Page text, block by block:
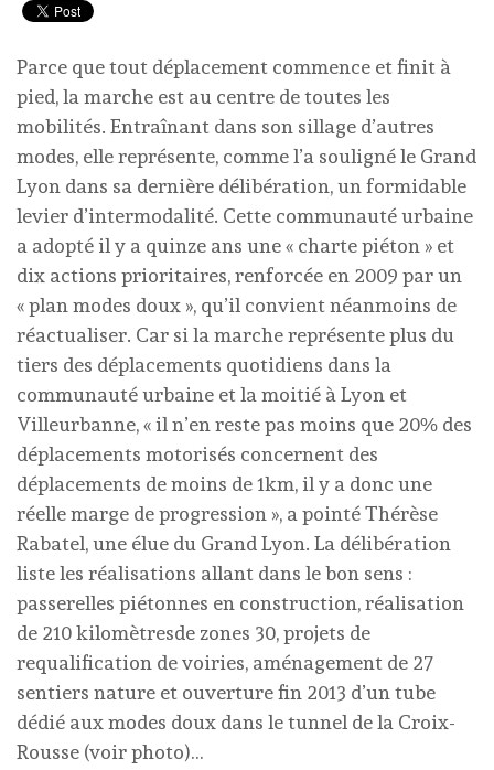
Parce que tout déplacement commence et finit à
pied, la marche est au centre de toutes les
mobilités. Entraînant dans son sillage d’autres
modes, elle représente, comme l’a souligné le Grand
Lyon dans sa dernière délibération, un formidable
levier d’intermodalité. Cette communauté urbaine
a adopté il y a quinze ans une « charte piéton » et
dix actions prioritaires, renforcée en 2009 par un
« plan modes doux », qu’il convient néanmoins de
réactualiser. Car si la marche représente plus du
tiers des déplacements quotidiens dans la
communauté urbaine et la moitié à Lyon et
Villeurbanne, « il n’en reste pas moins que 20% des
déplacements motorisés concernent des
déplacements de moins de 1km, il y a donc une
réelle marge de progression », a pointé Thérèse
Rabatel, une élue du Grand Lyon. La délibération
liste les réalisations allant dans le bon sens :
passerelles piétonnes en construction, réalisation
de 210 kilomètresde zones 30, projets de
requalification de voiries, aménagement de 27
sentiers nature et ouverture fin 2013 d’un tube
dédié aux modes doux dans le tunnel de la Croix-
Rousse (voir photo)…